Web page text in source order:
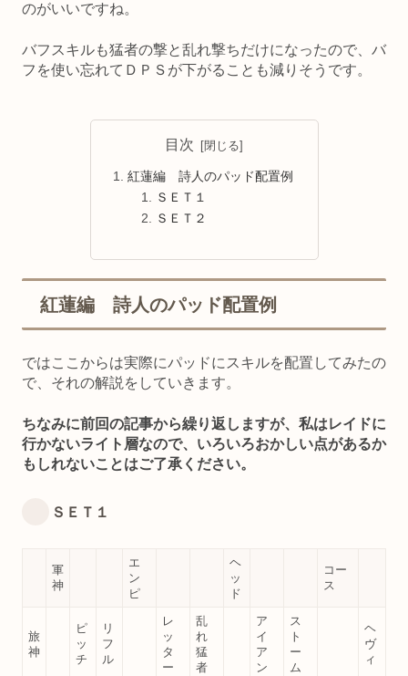
のがいいですね。
バフスキルも猛者の撃と乱れ撃ちだけになったので、バ
フを使い忘れてＤＰＳが下がることも減りそうです。
目次
紅蓮編 詩人のパッド配置例
ＳＥＴ１
ＳＥＴ２
紅蓮編 詩人のパッド配置例
ではここからは実際にパッドにスキルを配置してみたの
で、それの解説をしていきます。
ちなみに前回の記事から繰り返しますが、私はレイドに
行かないライト層なので、いろいろおかしい点があるか
もしれないことはご了承ください。
ＳＥＴ１
軍
神
エ
ン
ピ
ヘ
ッ
ド
コー
ス
旅
神
ピ
ッ
チ
リ
フ
ル
レ
ッ
タ
ー
乱
れ
猛
者
ア
イ
ア
ン
ス
ト
ー
ム
ヘ
ヴ
ィ